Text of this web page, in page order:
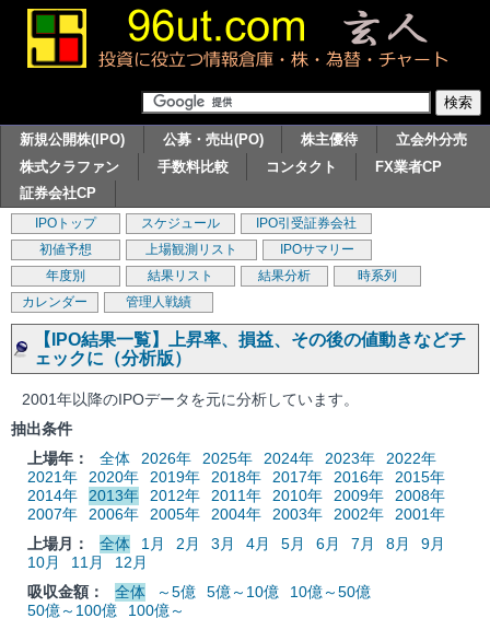
新規公開株(IPO) 公募・売出(PO) 株主優待
立会外分売
株式クラファン
手数料比較 コンタクト
FX業者CP
証券会社CP
IPOトップ スケジュール
IPO引受証券会社
初値予想
上場観測リスト
IPOサマリー
年度別
結果リスト 結果分析
時系列
カレンダー
管理人戦績
【IPO結果一覧】上昇率、損益、その後の値動きなどチ
ェックに（分析版）
2001年以降のIPOデータを元に分析しています。
抽出条件
上場年：
全体 2026年 2025年 2024年 2023年
2022年
2021年
2020年 2019年 2018年 2017年 2016年
2015年
2014年
2013年 2012年 2011年 2010年 2009年
2008年
2007年
2006年 2005年 2004年 2003年 2002年
2001年
上場月：
全体 1月 2月 3月 4月 5月 6月 7月 8月
9月
10月
11月
12月
吸収金額：
全体 ～5億 5億～10億
10億～50億
50億～100億
100億～